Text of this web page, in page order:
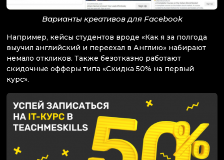
Варианты креативов для Facebook
Например, кейсы студентов вроде «Как я за полгода
выучил английский и переехал в Англию» набирают
немало откликов. Также безотказно работают
скидочные офферы типа «Скидка 50% на первый
курс».